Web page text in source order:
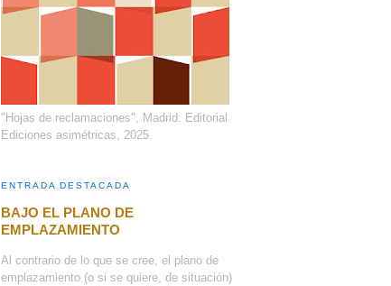
"Hojas de reclamaciones", Madrid: Editorial
Ediciones asimétricas, 2025.
ENTRADA DESTACADA
BAJO EL PLANO DE
EMPLAZAMIENTO
Al contrario de lo que se cree, el plano de
emplazamiento (o si se quiere, de situación)